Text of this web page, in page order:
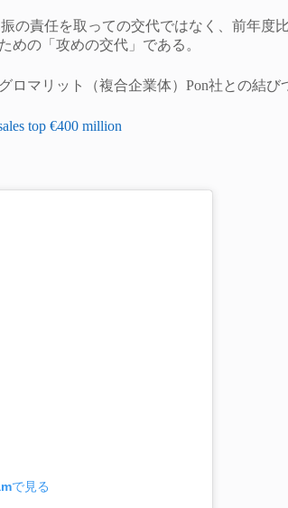
の責任を取っての交代ではなく、前年度
めの「攻めの交代」である。
マリット（複合企業体）Pon社との結び
top €400 million
で見る